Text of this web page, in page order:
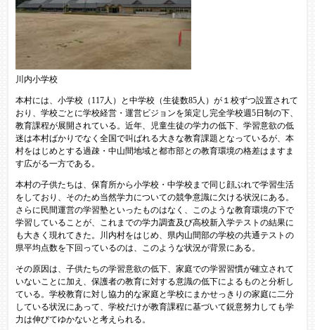
川内小学校
本村には、小学校（117人）と中学校（生徒数85人）が１校ずつ設置されて
おり、学校ごとに学校経営・運営ビジョンを策定し完全学校週5日制の下、
教育課程が展開されている。近年、児童生徒の学力の低下、学習意欲の低
迷は本村ばかりでなく全国で叫ばれる大きな教育課題となっているが、本
村をはじめとする過疎・中山間地域と都市部との教育環境の格差はますま
す広がる一方である。
本村の子供たちは、保育所から小学校・中学校まで同じ顔ぶれで学習生活
をしており、そのため当然学力についての競争意識に欠ける状況にある。
さらに民間運営の学習塾といったものはなく、このような教育環境の下で
学習していることが、これまでの学力調査及び高校新入学テストの結果に
も大きく現れてきた。川内村をはじめ、県内山間部の学校の共通テストの
県平均点数を下回っているのは、このような状況が背景にある。
その原因は、子供たちの学習意欲の低下、家庭での学習習慣が確立されて
いないことに加え、保護者の教育に対する意識の低下によるものと分析し
ている。学校教育に対し協力的な家庭と学校にまかせっきりの家庭に二分
している状況にあって、学校だけが教育課程に基づいて鋭意努力しても学
力は伸びてゆかないと考えられる。